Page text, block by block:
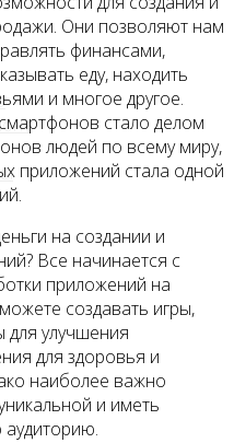
Они позволяют нам
финансами,
еду, находить
и многое другое.
стало делом
людей по всему миру,
приложений стала одной
на создании и
Все начинается с
приложений на
создавать игры,
для улучшения
для здоровья и
наиболее важно
и иметь